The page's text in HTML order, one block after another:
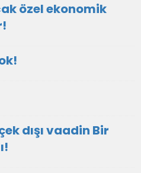
özel ekonomik
dışı vaadin Bir